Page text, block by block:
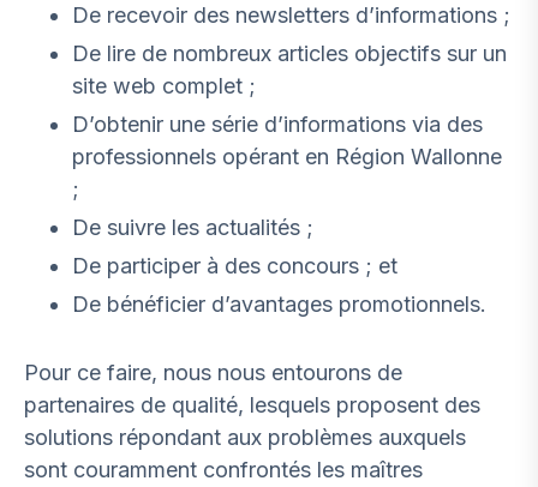
De recevoir des newsletters d’informations ;
De lire de nombreux articles objectifs sur un
site web complet ;
D’obtenir une série d’informations via des
professionnels opérant en Région Wallonne
;
De suivre les actualités ;
De participer à des concours ; et
De bénéficier d’avantages promotionnels.
Pour ce faire, nous nous entourons de
partenaires de qualité, lesquels proposent des
solutions répondant aux problèmes auxquels
sont couramment confrontés les maîtres